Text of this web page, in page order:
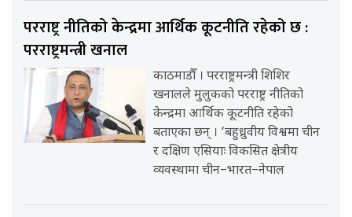
परराष्ट्र नीतिको केन्द्रमा आर्थिक कूटनीति रहेको छ :
परराष्ट्रमन्त्री खनाल
काठमाडौँ । परराष्ट्रमन्त्री शिशिर
खनालले मुलुकको परराष्ट्र नीतिको
केन्द्रमा आर्थिक कूटनीति रहेको
बताएका छन् । ‘बहुध्रुवीय विश्वमा चीन
र दक्षिण एसियाः विकसित क्षेत्रीय
व्यवस्थामा चीन–भारत–नेपाल